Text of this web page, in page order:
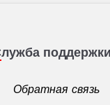
Служба поддержки
Обратная связь